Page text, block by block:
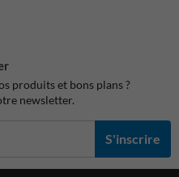
produits et bons plans ?
newsletter.
S'inscrire